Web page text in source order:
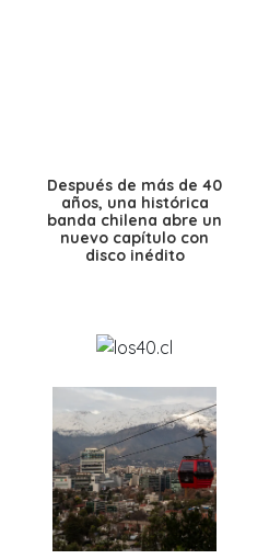
Después de más de 40
años, una histórica
banda chilena abre un
nuevo capítulo con
disco inédito